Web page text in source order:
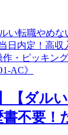
【ダル
不要！